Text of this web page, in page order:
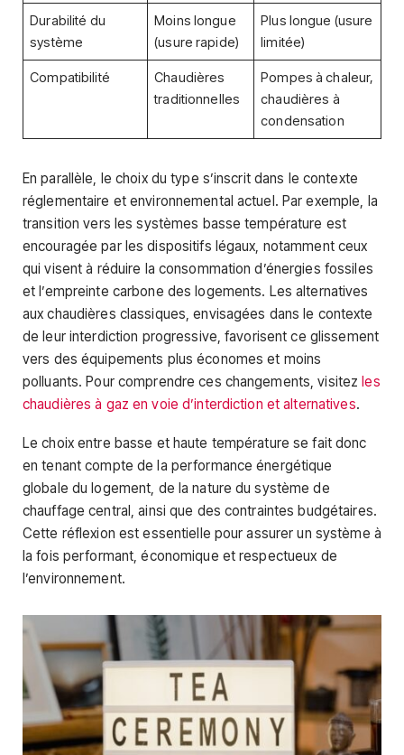
Durabilité du
système
Moins longue
(usure rapide)
Plus longue (usure
limitée)
Compatibilité
Chaudières
traditionnelles
Pompes à chaleur,
chaudières à
condensation
En parallèle, le choix du type s’inscrit dans le contexte
réglementaire et environnemental actuel. Par exemple, la
transition vers les systèmes basse température est
encouragée par les dispositifs légaux, notamment ceux
qui visent à réduire la consommation d’énergies fossiles
et l’empreinte carbone des logements. Les alternatives
aux chaudières classiques, envisagées dans le contexte
de leur interdiction progressive, favorisent ce glissement
vers des équipements plus économes et moins
polluants. Pour comprendre ces changements, visitezles
chaudières à gaz en voie d’interdiction et alternatives.
Le choix entre basse et haute température se fait donc
en tenant compte de la performance énergétique
globale du logement, de la nature du système de
chauffage central, ainsi que des contraintes budgétaires.
Cette réflexion est essentielle pour assurer un système à
la fois performant, économique et respectueux de
l’environnement.